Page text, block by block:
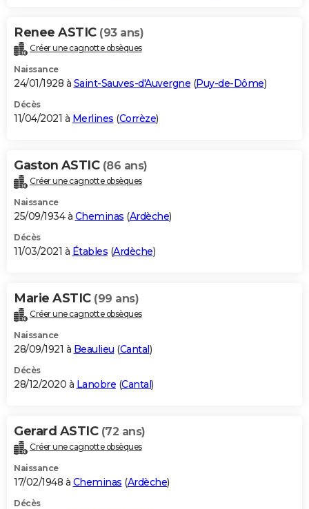
Renee ASTIC (93 ans)
Créer une cagnotte obsèques
Naissance
24/01/1928 à Saint-Sauves-d'Auvergne (Puy-de-Dôme)
Décès
11/04/2021 à Merlines (Corrèze)
Gaston ASTIC (86 ans)
Créer une cagnotte obsèques
Naissance
25/09/1934 à Cheminas (Ardèche)
Décès
11/03/2021 à Étables (Ardèche)
Marie ASTIC (99 ans)
Créer une cagnotte obsèques
Naissance
28/09/1921 à Beaulieu (Cantal)
Décès
28/12/2020 à Lanobre (Cantal)
Gerard ASTIC (72 ans)
Créer une cagnotte obsèques
Naissance
17/02/1948 à Cheminas (Ardèche)
Décès